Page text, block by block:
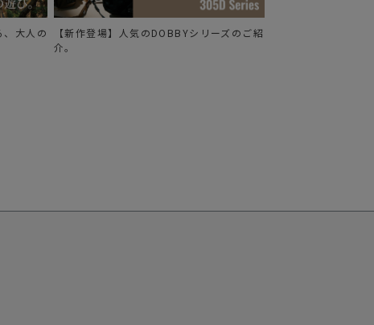
、大人の
【新作登場】人気のDOBBYシリーズのご紹
介。